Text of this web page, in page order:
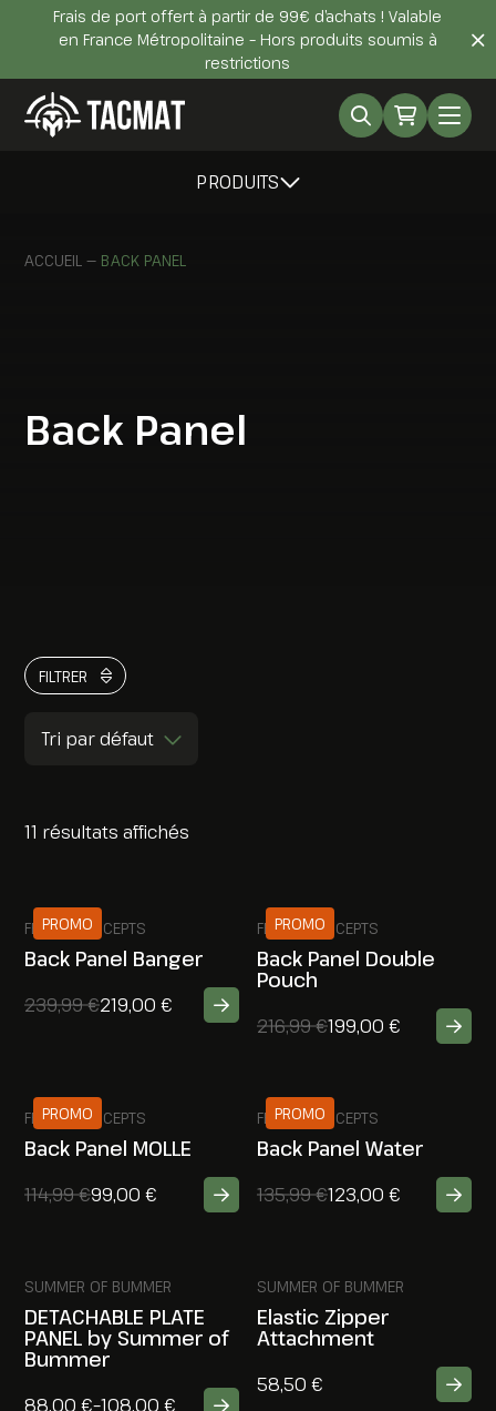
Frais de port offert à partir de 99€ d’achats ! Valable
en France Métropolitaine – Hors produits soumis à
restrictions
PRODUITS
ACCUEIL — BACK PANEL
Back Panel
FILTRER
Tri par défaut
11 résultats affichés
PROMO
FERRO CONCEPTS
Back Panel Banger
239,99€219,00€
PROMO
FERRO CONCEPTS
Back Panel Double
Pouch
216,99€199,00 €
PROMO
FERRO CONCEPTS
Back Panel MOLLE
114,99€99,00€
PROMO
FERRO CONCEPTS
Back Panel Water
135,99€123,00 €
SUMMER OF BUMMER
DETACHABLE PLATE
PANEL by Summer of
Bummer
88,00€–108,00€
SUMMER OF BUMMER
Elastic Zipper
Attachment
58,50 €